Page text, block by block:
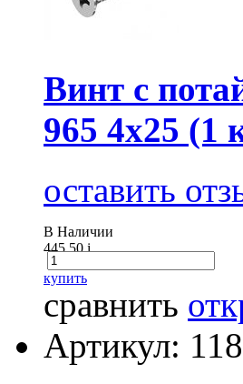
Винт с
965 4х25 (1
оставить
В Наличии
445.50i
купить
сравнить
Артикул: